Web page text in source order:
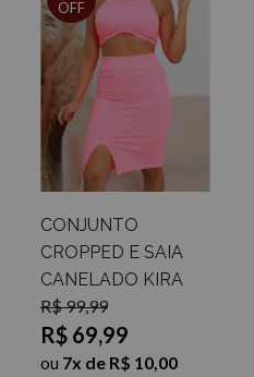
CONJUNTO
CROPPED E SAIA
CANELADO KIRA
R$ 99,99
R$ 69,99
ou 7x de R$ 10,00
OFF